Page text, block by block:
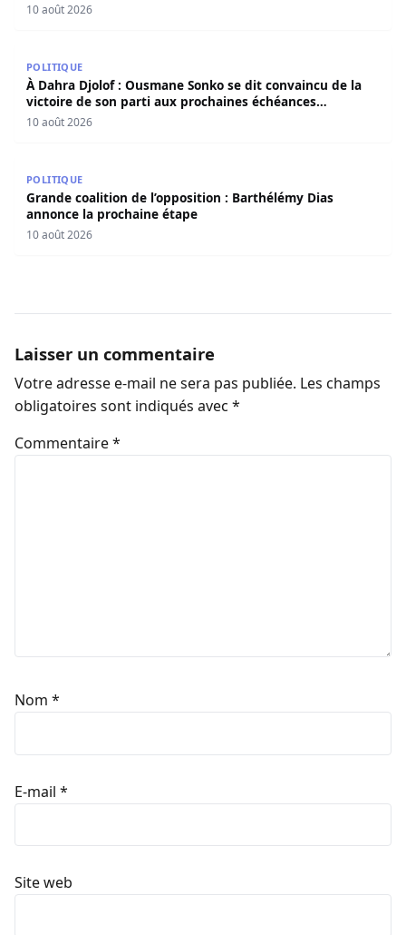
10 août 2026
POLITIQUE
À Dahra Djolof : Ousmane Sonko se dit convaincu de la
victoire de son parti aux prochaines échéances
électorales.
10 août 2026
POLITIQUE
Grande coalition de l’opposition : Barthélémy Dias
annonce la prochaine étape
10 août 2026
Laisser un commentaire
Votre adresse e-mail ne sera pas publiée. Les champs
obligatoires sont indiqués avec *
Commentaire*
Nom *
E-mail *
Site web